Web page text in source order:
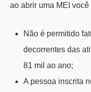
ao abrir uma MEI
Não é permitido
decorrentes das
81 mil ao ano;
A pessoa inscrita